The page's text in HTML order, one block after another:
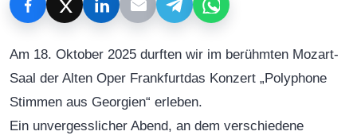
Am 18. Oktober 2025 durften wir im berühmten Mozart-
Saal der Alten Oper Frankfurtdas Konzert „Polyphone
Stimmen aus Georgien“ erleben.
Ein unvergesslicher Abend, an dem verschiedene